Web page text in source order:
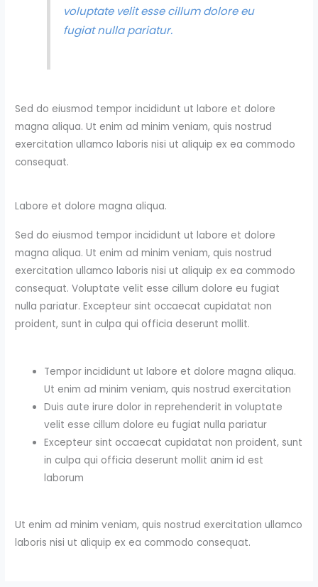
voluptate velit esse cillum dolore eu
fugiat nulla pariatur.
Sed do eiusmod tempor incididunt ut labore et dolore
magna aliqua. Ut enim ad minim veniam, quis nostrud
exercitation ullamco laboris nisi ut aliquip ex ea commodo
consequat.
Labore et dolore magna aliqua.
Sed do eiusmod tempor incididunt ut labore et dolore
magna aliqua. Ut enim ad minim veniam, quis nostrud
exercitation ullamco laboris nisi ut aliquip ex ea commodo
consequat. Voluptate velit esse cillum dolore eu fugiat
nulla pariatur. Excepteur sint occaecat cupidatat non
proident, sunt in culpa qui officia deserunt mollit.
Tempor incididunt ut labore et dolore magna aliqua.
Ut enim ad minim veniam, quis nostrud exercitation
Duis aute irure dolor in reprehenderit in voluptate
velit esse cillum dolore eu fugiat nulla pariatur
Excepteur sint occaecat cupidatat non proident, sunt
in culpa qui officia deserunt mollit anim id est
laborum
Ut enim ad minim veniam, quis nostrud exercitation ullamco
laboris nisi ut aliquip ex ea commodo consequat.